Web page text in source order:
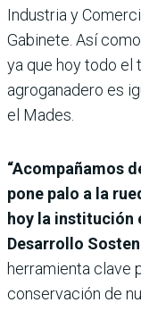
Industria y
Gabinete. Así
ya que hoy todo el
agroganadero es
el Mades.
“Acompañamos
pone palo a la
hoy la institución
Desarrollo
herramienta clave
conservación de